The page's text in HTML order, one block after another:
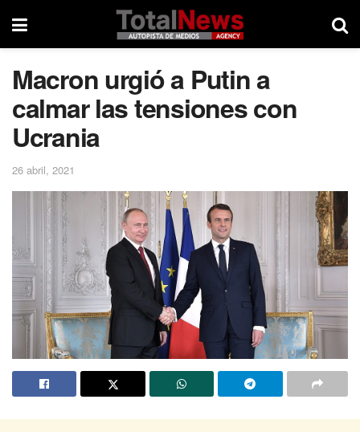
Macron urgió a Putin a
calmar las tensiones con
Ucrania
26 abril, 2021